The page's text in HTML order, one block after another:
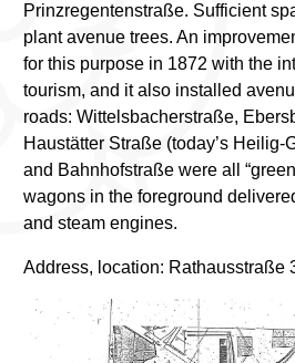
Prinzregentenstraße. Sufficient
plant avenue trees. An
for this purpose in 1872 with the
tourism, and it also installed
roads: Wittelsbacherstraße,
Haustätter Straße (today’s Heilig-
and Bahnhofstraße were all
wagons in the foreground
and steam engines.
Address, location: Rathausstraße